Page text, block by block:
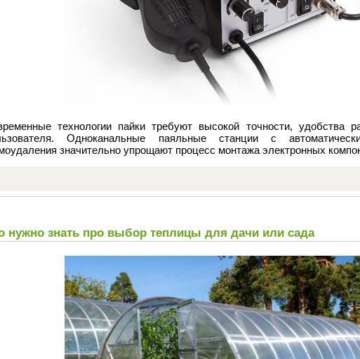
технологии пайки требуют высокой точности, удобства
Одноканальные паяльные станции с
значительно упрощают процесс монтажа электронных
нужно знать про выбор теплицы для дачи или сада